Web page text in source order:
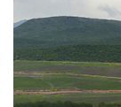
el proceso
Comuníquese
gusto para
Puerta del